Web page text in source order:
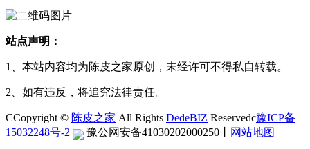
站点声明：
1、本站内容均为陈皮之家原创，未经许可不得私自转载。
2、如有违反，将追究法律责任。
CCopyright © 陈皮之家 All Rights DedeBIZ Reservedc豫ICP备
15032248号-2
豫公网安备41030202000250 网站地图